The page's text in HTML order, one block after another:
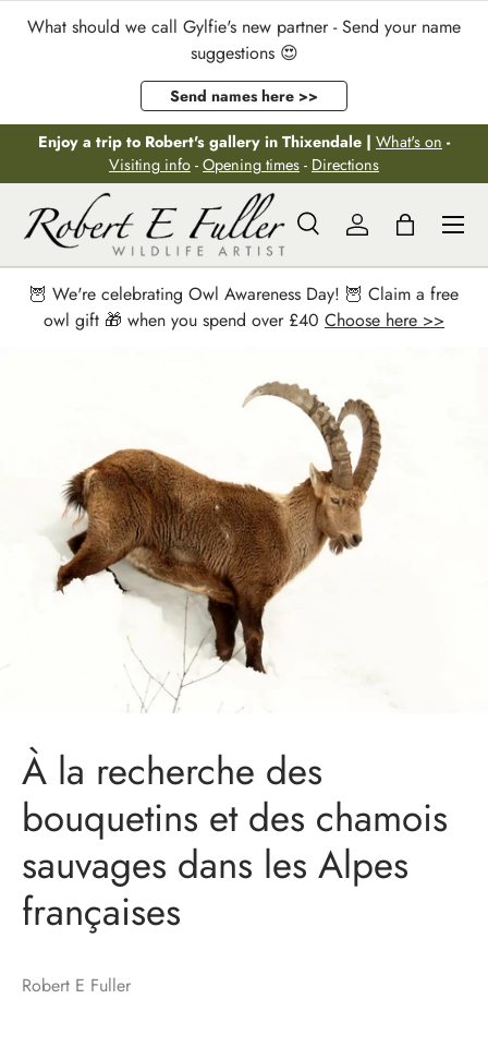
Aller au contenu
What should we call Gylfie's new partner - Send your name
suggestions 😍
Send names here >>
Enjoy a trip to Robert's gallery in Thixendale | What's on -
Visiting info - Opening times - Directions
Recherche
Rechercher
RechercheSe connecter
Panier
Menu
🦉 We're celebrating Owl Awareness Day! 🦉 Claim a free
owl gift 🎁 when you spend over £40 Choose here >>
À la recherche des
bouquetins et des chamois
sauvages dans les Alpes
françaises
Robert E Fuller